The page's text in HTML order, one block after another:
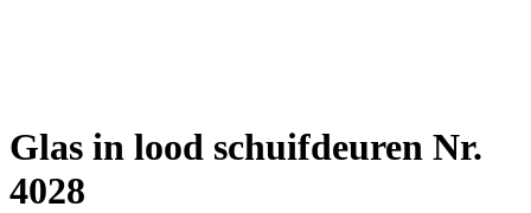
Glas in lood schuifdeuren Nr.
4028